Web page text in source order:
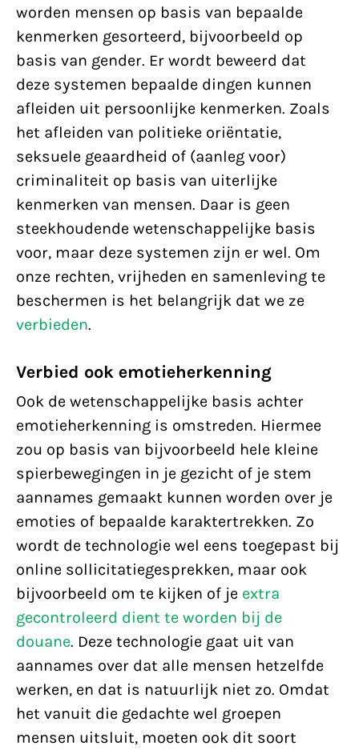
worden mensen op basis van bepaalde
kenmerken gesorteerd, bijvoorbeeld op
basis van gender. Er wordt beweerd dat
deze systemen bepaalde dingen kunnen
afleiden uit persoonlijke kenmerken. Zoals
het afleiden van politieke oriëntatie,
seksuele geaardheid of (aanleg voor)
criminaliteit op basis van uiterlijke
kenmerken van mensen. Daar is geen
steekhoudende wetenschappelijke basis
voor, maar deze systemen zijn er wel. Om
onze rechten, vrijheden en samenleving te
beschermen is het belangrijk dat we ze
verbieden.
Verbied ook emotieherkenning
Ook de wetenschappelijke basis achter
emotieherkenning is omstreden. Hiermee
zou op basis van bijvoorbeeld hele kleine
spierbewegingen in je gezicht of je stem
aannames gemaakt kunnen worden over je
emoties of bepaalde karaktertrekken. Zo
wordt de technologie wel eens toegepast bij
online sollicitatiegesprekken, maar ook
bijvoorbeeld om te kijken of je extra
gecontroleerd dient te worden bij de
douane. Deze technologie gaat uit van
aannames over dat alle mensen hetzelfde
werken, en dat is natuurlijk niet zo. Omdat
het vanuit die gedachte wel groepen
mensen uitsluit, moeten ook dit soort